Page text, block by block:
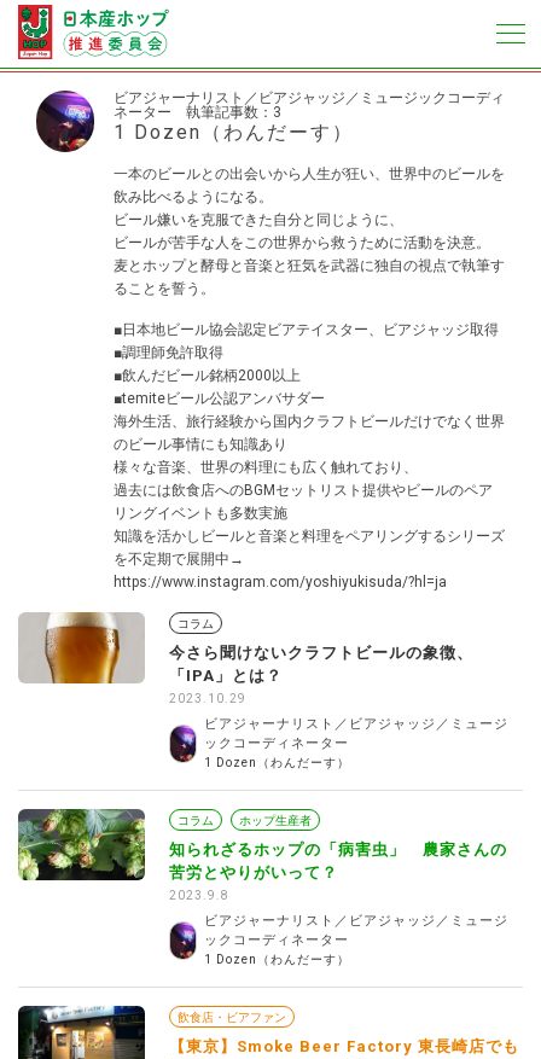
ビアジャーナリスト／ビアジャッジ／ミュージックコーディ
ネーター
執筆記事数：3
1 Dozen（わんだーす）
一本のビールとの出会いから人生が狂い、世界中のビールを
飲み比べるようになる。
ビール嫌いを克服できた自分と同じように、
ビールが苦手な人をこの世界から救うために活動を決意。
麦とホップと酵母と音楽と狂気を武器に独自の視点で執筆す
ることを誓う。
■日本地ビール協会認定ビアテイスター、ビアジャッジ取得
■調理師免許取得
■飲んだビール銘柄2000以上
■temiteビール公認アンバサダー
海外生活、旅行経験から国内クラフトビールだけでなく世界
のビール事情にも知識あり
様々な音楽、世界の料理にも広く触れており、
過去には飲食店へのBGMセットリスト提供やビールのペア
リングイベントも多数実施
知識を活かしビールと音楽と料理をペアリングするシリーズ
を不定期で展開中→
https://www.instagram.com/yoshiyukisuda/?hl=ja
コラム
今さら聞けないクラフトビールの象徴、
「IPA」とは？
2023.10.29
ビアジャーナリスト／ビアジャッジ／ミュージ
ックコーディネーター
1 Dozen（わんだーす）
コラム ホップ生産者
知られざるホップの「病害虫」 農家さんの
苦労とやりがいって？
2023.9.8
ビアジャーナリスト／ビアジャッジ／ミュージ
ックコーディネーター
1 Dozen（わんだーす）
飲食店・ビアファン
【東京】Smoke Beer Factory 東長崎店でも